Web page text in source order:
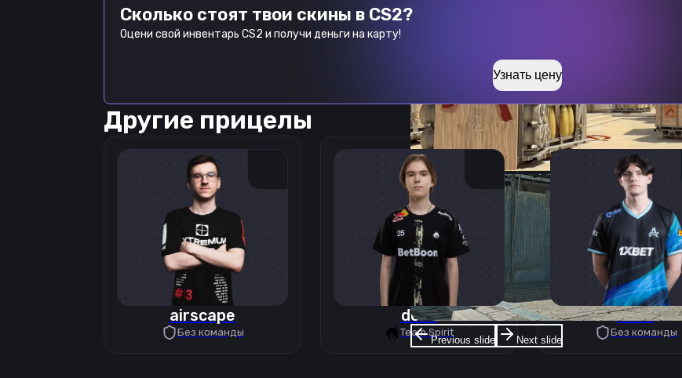
Previous slide Next slide
Сколько стоят твои скины в CS2?
Оцени свой инвентарь CS2 и получи деньги на карту!
Узнать цену
Другие прицелы
airscape
Без команды
donk
Team Spirit
deko
Без команды